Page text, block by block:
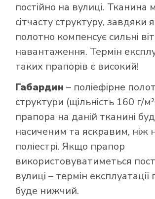
постійно на вулиці. Тканина
сітчасту структуру, завдяки
полотно компенсує сильні
навантаження. Термін
таких прапорів є високий!
Габардин – поліефірне
структури (щільність 160 г/
прапора на даній тканині
насиченим та яскравим, ніж
поліестрі. Якщо прапор
використовуватиметься
вулиці – термін
буде нижчий.